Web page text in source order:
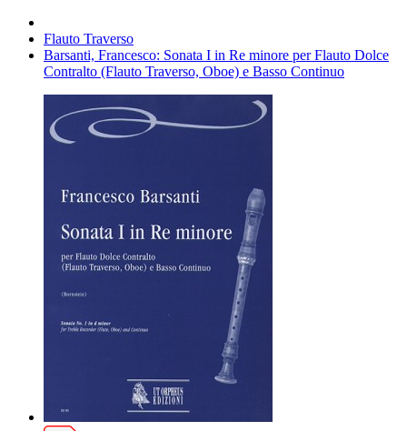
Flauto Traverso
Barsanti, Francesco: Sonata I in Re minore per Flauto Dolce
Contralto (Flauto Traverso, Oboe) e Basso Continuo